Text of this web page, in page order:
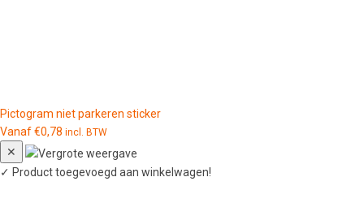
Pictogram niet parkeren sticker
Vanaf€0,78 incl. BTW
✕
✓ Product toegevoegd aan winkelwagen!